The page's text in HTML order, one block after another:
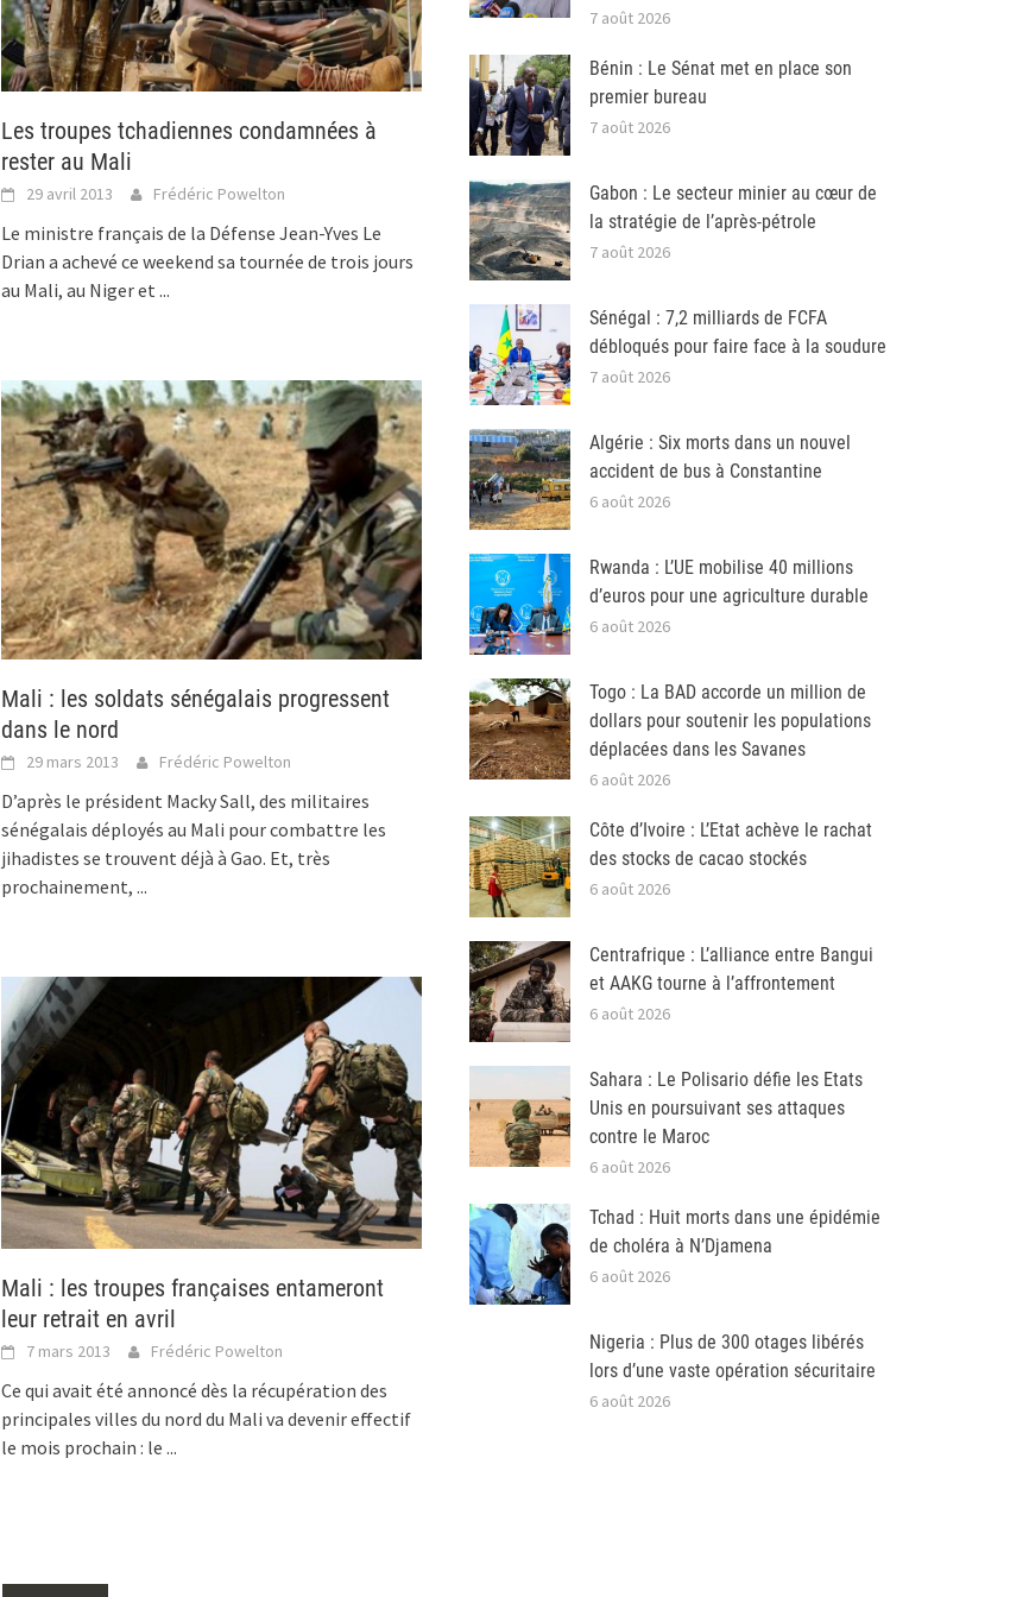
Les troupes tchadiennes condamnées à
rester au Mali
29 avril 2013 Frédéric Powelton
Le ministre français de la Défense Jean-Yves Le
Drian a achevé ce weekend sa tournée de trois jours
au Mali, au Niger et...
Mali : les soldats sénégalais progressent
dans le nord
29 mars 2013 Frédéric Powelton
D’après le président Macky Sall, des militaires
sénégalais déployés au Mali pour combattre les
jihadistes se trouvent déjà à Gao. Et, très
prochainement,...
Mali : les troupes françaises entameront
leur retrait en avril
7 mars 2013 Frédéric Powelton
Ce qui avait été annoncé dès la récupération des
principales villes du nord du Mali va devenir effectif
le mois prochain : le...
7 août 2026
Bénin : Le Sénat met en place son
premier bureau
7 août 2026
Gabon : Le secteur minier au cœur de
la stratégie de l’après-pétrole
7 août 2026
Sénégal : 7,2 milliards de FCFA
débloqués pour faire face à la soudure
7 août 2026
Algérie : Six morts dans un nouvel
accident de bus à Constantine
6 août 2026
Rwanda : L’UE mobilise 40 millions
d’euros pour une agriculture durable
6 août 2026
Togo : La BAD accorde un million de
dollars pour soutenir les populations
déplacées dans les Savanes
6 août 2026
Côte d’Ivoire : L’Etat achève le rachat
des stocks de cacao stockés
6 août 2026
Centrafrique : L’alliance entre Bangui
et AAKG tourne à l’affrontement
6 août 2026
Sahara : Le Polisario défie les Etats
Unis en poursuivant ses attaques
contre le Maroc
6 août 2026
Tchad : Huit morts dans une épidémie
de choléra à N’Djamena
6 août 2026
Nigeria : Plus de 300 otages libérés
lors d’une vaste opération sécuritaire
6 août 2026